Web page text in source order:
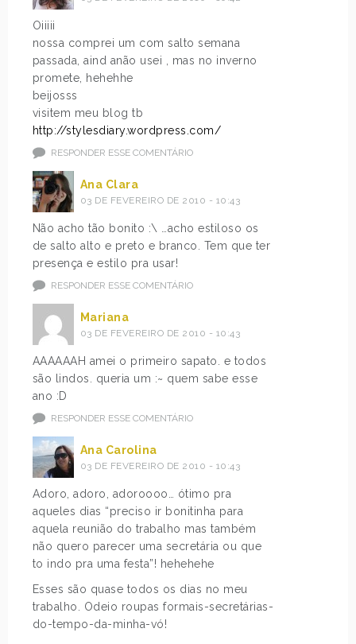
Oiiiii
nossa comprei um com salto semana
passada, aind anão usei , mas no inverno
promete, hehehhe
beijosss
visitem meu blog tb
http://stylesdiary.wordpress.com/
RESPONDER ESSE COMENTÁRIO
Ana Clara
03 DE FEVEREIRO DE 2010 - 10:43
Não acho tão bonito :\ …acho estiloso os
de salto alto e preto e branco. Tem que ter
presença e estilo pra usar!
RESPONDER ESSE COMENTÁRIO
Mariana
03 DE FEVEREIRO DE 2010 - 10:43
AAAAAAH amei o primeiro sapato. e todos
são lindos. queria um :~ quem sabe esse
ano :D
RESPONDER ESSE COMENTÁRIO
Ana Carolina
03 DE FEVEREIRO DE 2010 - 10:43
Adoro, adoro, adoroooo… ótimo pra
aqueles dias “preciso ir bonitinha para
aquela reunião do trabalho mas também
não quero parecer uma secretária ou que
to indo pra uma festa”! hehehehe
Esses são quase todos os dias no meu
trabalho. Odeio roupas formais-secretárias-
do-tempo-da-minha-vó!